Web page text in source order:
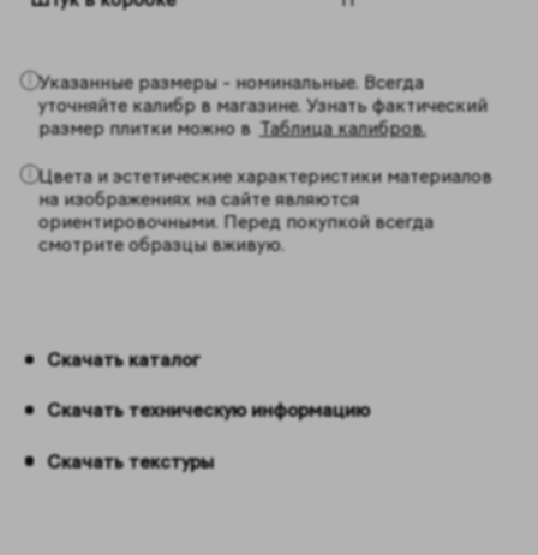
Указанные размеры - номинальные. Всегда
уточняйте калибр в магазине. Узнать фактический
размер плитки можно в Таблица калибров.
Цвета и эстетические характеристики материалов
на изображениях на сайте являются
ориентировочными. Перед покупкой всегда
смотрите образцы вживую.
Скачать каталог
Скачать техническую информацию
Скачать текстуры